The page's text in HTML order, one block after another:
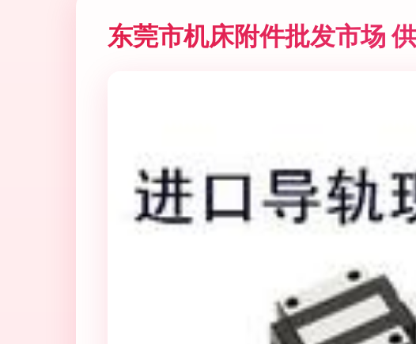
东莞市机床附件批发市场